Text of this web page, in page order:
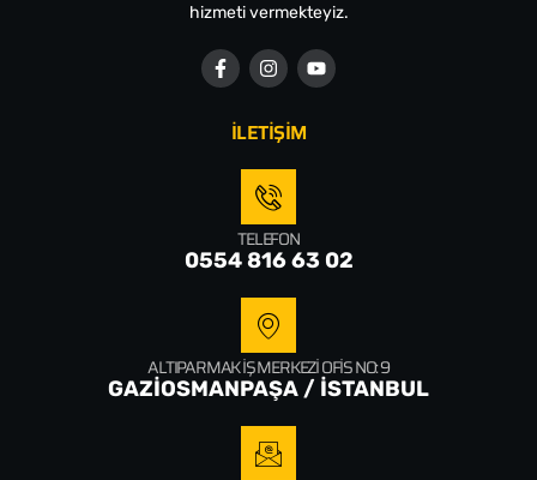
hizmeti vermekteyiz.
İLETİŞİM
TELEFON
0554 816 63 02
ALTIPARMAK İŞ MERKEZI OFIS NO: 9
GAZİOSMANPAŞA / İSTANBUL